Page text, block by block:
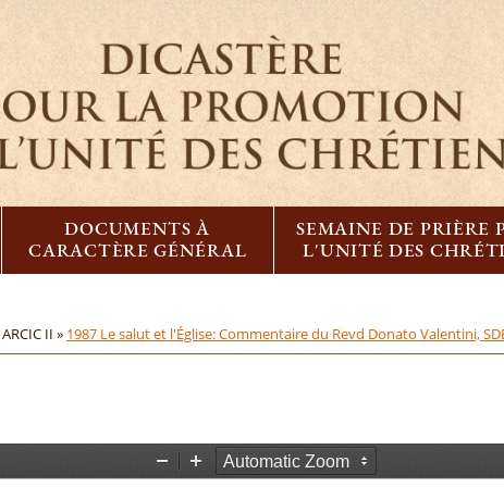
DOCUMENTS À
CARACTÈRE GÉNÉRAL
SEMAINE DE PRIÈRE
L'UNITÉ DES
ARCIC II » 1987 Le salut et l'Église: Commentaire du Revd Donato Valentini,
Z
Z